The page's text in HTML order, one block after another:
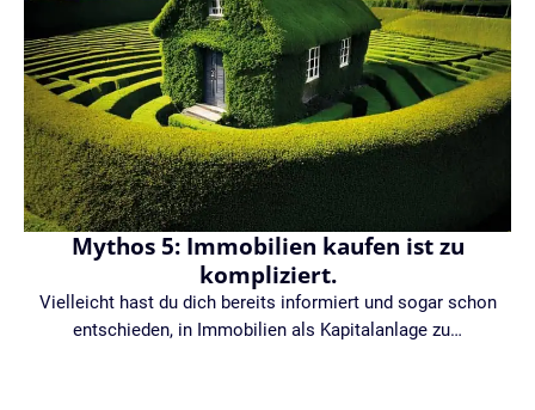
Mythos 5: Immobilien kaufen ist zu
kompliziert.
Vielleicht hast du dich bereits informiert und sogar schon
entschieden, in Immobilien als Kapitalanlage zu…